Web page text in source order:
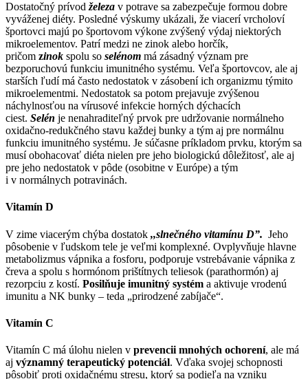
Dostatočný prívod železa v potrave sa zabezpečuje formou dobre
vyváženej diéty. Posledné výskumy ukázali, že viacerí vrcholoví
športovci majú po športovom výkone zvýšený výdaj niektorých
mikroelementov. Patrí medzi ne zinok alebo horčík,
pričom zinok spolu so selénom má zásadný význam pre
bezporuchovú funkciu imunitného systému. Veľa športovcov, ale aj
starších ľudí má často nedostatok v zásobení ich organizmu týmito
mikroelementmi. Nedostatok sa potom prejavuje zvýšenou
náchylnosťou na vírusové infekcie horných dýchacích
ciest. Selén je nenahraditeľný prvok pre udržovanie normálneho
oxidačno-redukčného stavu každej bunky a tým aj pre normálnu
funkciu imunitného systému. Je súčasne príkladom prvku, ktorým sa
musí obohacovať diéta nielen pre jeho biologickú dôležitosť, ale aj
pre jeho nedostatok v pôde (osobitne v Európe) a tým
i v normálnych potravinách.
Vitamín D
V zime viacerým chýba dostatok ,,slnečného vitamínu D”. Jeho
pôsobenie v ľudskom tele je veľmi komplexné. Ovplyvňuje hlavne
metabolizmus vápnika a fosforu, podporuje vstrebávanie vápnika z
čreva a spolu s hormónom prištítnych teliesok (parathormón) aj
rezorpciu z kostí. Posilňuje imunitný systém a aktivuje vrodenú
imunitu a NK bunky – teda „prirodzené zabíjače“.
Vitamín C
Vitamín C má úlohu nielen v prevencii mnohých ochorení, ale má
aj významný terapeutický potenciál. Vďaka svojej schopnosti
pôsobiť proti oxidačnému stresu, ktorý sa podieľa na vzniku